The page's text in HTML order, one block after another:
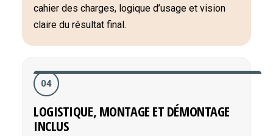
cahier des charges, logique d’usage et vision
claire du résultat final.
04
LOGISTIQUE, MONTAGE ET DÉMONTAGE
INCLUS